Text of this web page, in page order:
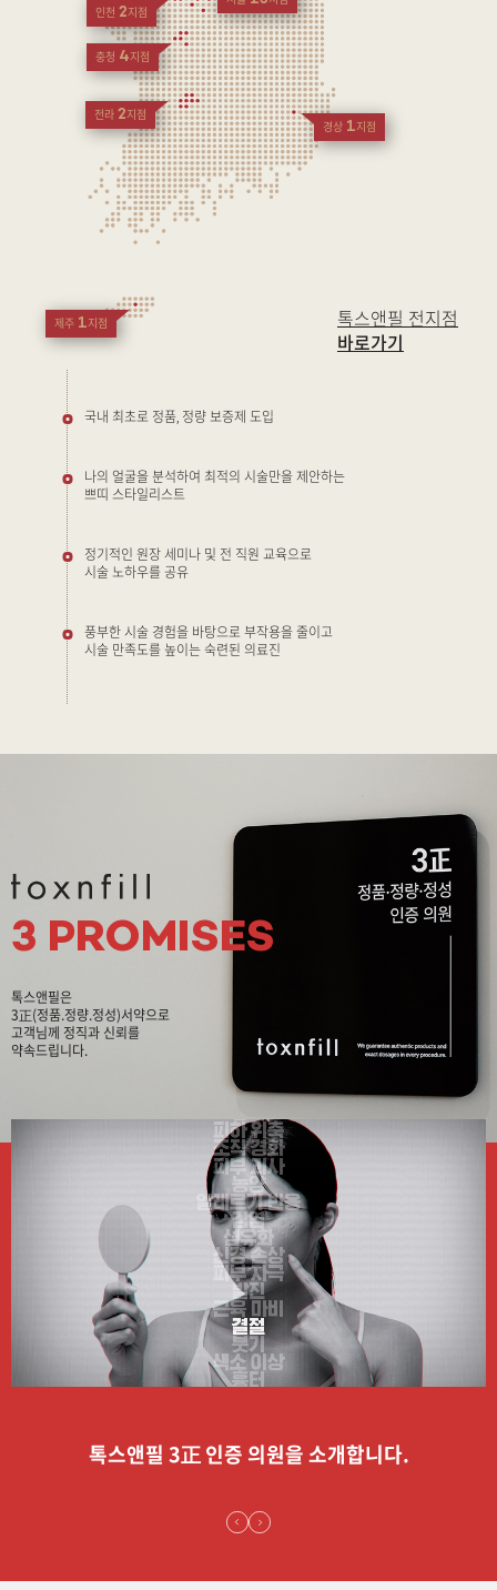
인천 2지점
충청 4지점
전라 2지점
경상 1지점
제주 1지점
톡스앤필 전지점
바로가기
국내 최초로 정품, 정량 보증제 도입
나의 얼굴을 분석하여 최적의 시술만을 제안하는
쁘띠 스타일리스트
정기적인 원장 세미나 및 전 직원 교육으로
시술 노하우를 공유
풍부한 시술 경험을 바탕으로 부작용을 줄이고
시술 만족도를 높이는 숙련된 의료진
3 PROMISES
톡스앤필은
3正(정품.정량.정성)서약으로
고객님께 정직과 신뢰를
약속드립니다.
톡스앤필 3正 인증 의원을 소개합니다.